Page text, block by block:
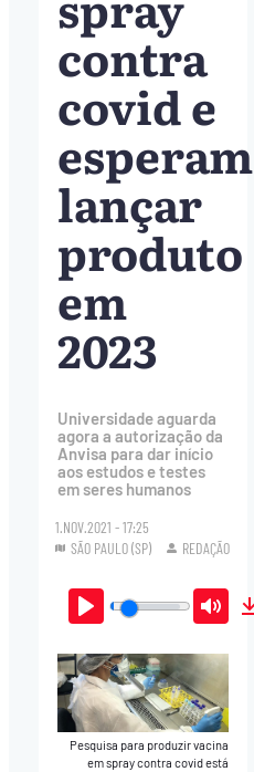
contra
covid e
esperam
lançar
produto
em
2023
Universidade aguarda
agora a autorização da
Anvisa para dar início
aos estudos e testes
em seres humanos
1.NOV.2021 - 17:25
SÃO PAULO (SP)
REDAÇÃO
Play Mute
Pesquisa para produzir vacina
em spray contra covid está